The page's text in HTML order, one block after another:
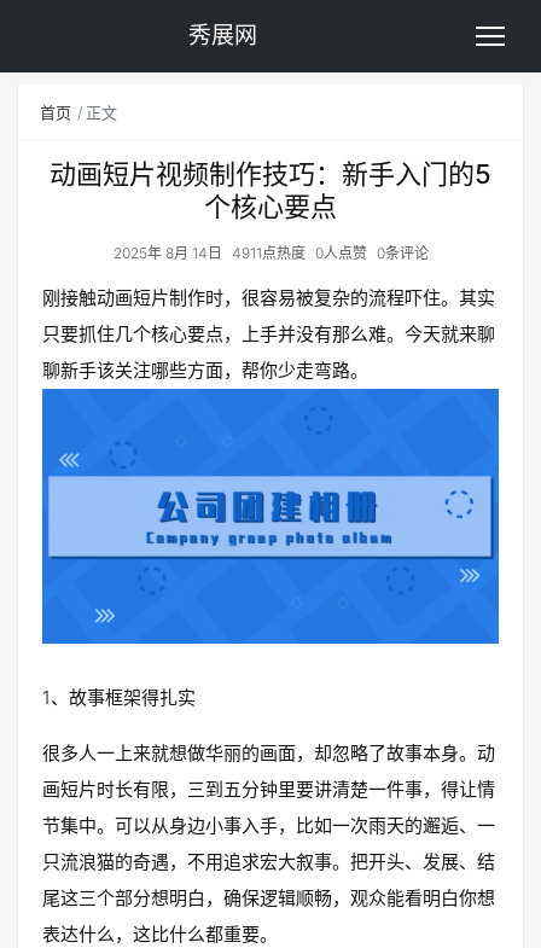
秀展网
首页 正文
动画短片视频制作技巧：新手入门的5
个核心要点
2025年 8月 14日 4911点热度 0人点赞 0条评论
刚接触动画短片制作时，很容易被复杂的流程吓住。其实
只要抓住几个核心要点，上手并没有那么难。今天就来聊
聊新手该关注哪些方面，帮你少走弯路。
1、故事框架得扎实
很多人一上来就想做华丽的画面，却忽略了故事本身。动
画短片时长有限，三到五分钟里要讲清楚一件事，得让情
节集中。可以从身边小事入手，比如一次雨天的邂逅、一
只流浪猫的奇遇，不用追求宏大叙事。把开头、发展、结
尾这三个部分想明白，确保逻辑顺畅，观众能看明白你想
表达什么，这比什么都重要。